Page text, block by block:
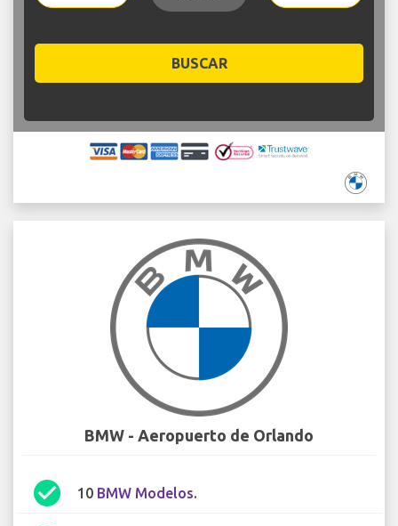
BUSCAR
BMW - Aeropuerto de Orlando
check_circle 10 BMW Modelos.